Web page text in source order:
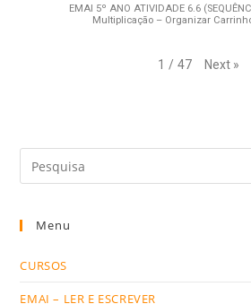
EMAI 5º ANO ATIVIDADE 6.6
Multiplicação – Organizar
1 / 47 Next »
Menu
CURSOS
EMAI – LER E ESCREVER